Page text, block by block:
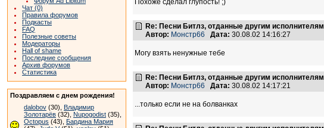
Чат (0)
Правила форумов
Подкасты
FAQ
Полезные советы
Модераторы
Hall of shame
Последние сообщения
Архив форумов
Статистика
Поздравляем с днем рождения!
dalobov (30), Владимир
Золотарёв (32), Nupogodist (35),
Octopus (43), Бардина Мария
Похоже сделал глупость! ;)
Re: Песни Битлз, отданные другим исполнителям
Автор: Монстр66 Дата: 30.08.02 14:16:27
Могу взять ненужные тебе
Re: Песни Битлз, отданные другим исполнителям
Автор: Монстр66 Дата: 30.08.02 14:17:21
...только если не на болванках